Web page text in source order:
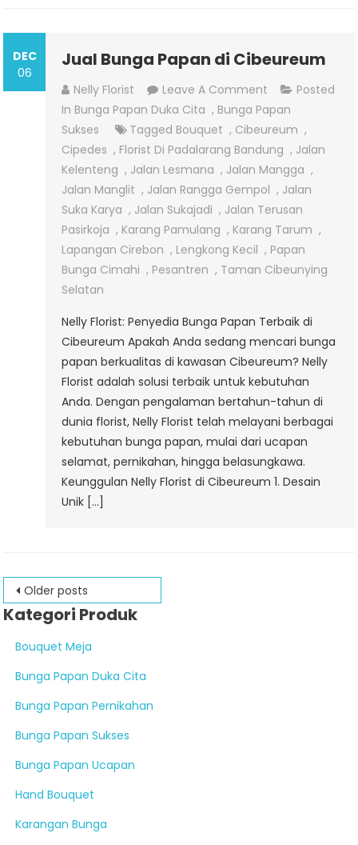
DEC
06
Jual Bunga Papan di Cibeureum
Nelly Florist Leave A Comment On
Jual
Bunga
Papan
Di
Cibeureum
Posted
In Bunga Papan Duka Cita , Bunga Papan
Sukses
Tagged Bouquet , Cibeureum ,
Cipedes , Florist Di Padalarang Bandung , Jalan
Kelenteng , Jalan Lesmana , Jalan Mangga ,
Jalan Manglit , Jalan Rangga Gempol , Jalan
Suka Karya , Jalan Sukajadi , Jalan Terusan
Pasirkoja , Karang Pamulang , Karang Tarum ,
Lapangan Cirebon , Lengkong Kecil , Papan
Bunga Cimahi , Pesantren , Taman Cibeunying
Selatan
Nelly Florist: Penyedia Bunga Papan Terbaik di
Cibeureum Apakah Anda sedang mencari bunga
papan berkualitas di kawasan Cibeureum? Nelly
Florist adalah solusi terbaik untuk kebutuhan
Anda. Dengan pengalaman bertahun-tahun di
dunia florist, Nelly Florist telah melayani berbagai
kebutuhan bunga papan, mulai dari ucapan
selamat, pernikahan, hingga belasungkawa.
Keunggulan Nelly Florist di Cibeureum 1. Desain
Unik […]
Posts
navigation
Older posts
Kategori Produk
Bouquet Meja
Bunga Papan Duka Cita
Bunga Papan Pernikahan
Bunga Papan Sukses
Bunga Papan Ucapan
Hand Bouquet
Karangan Bunga